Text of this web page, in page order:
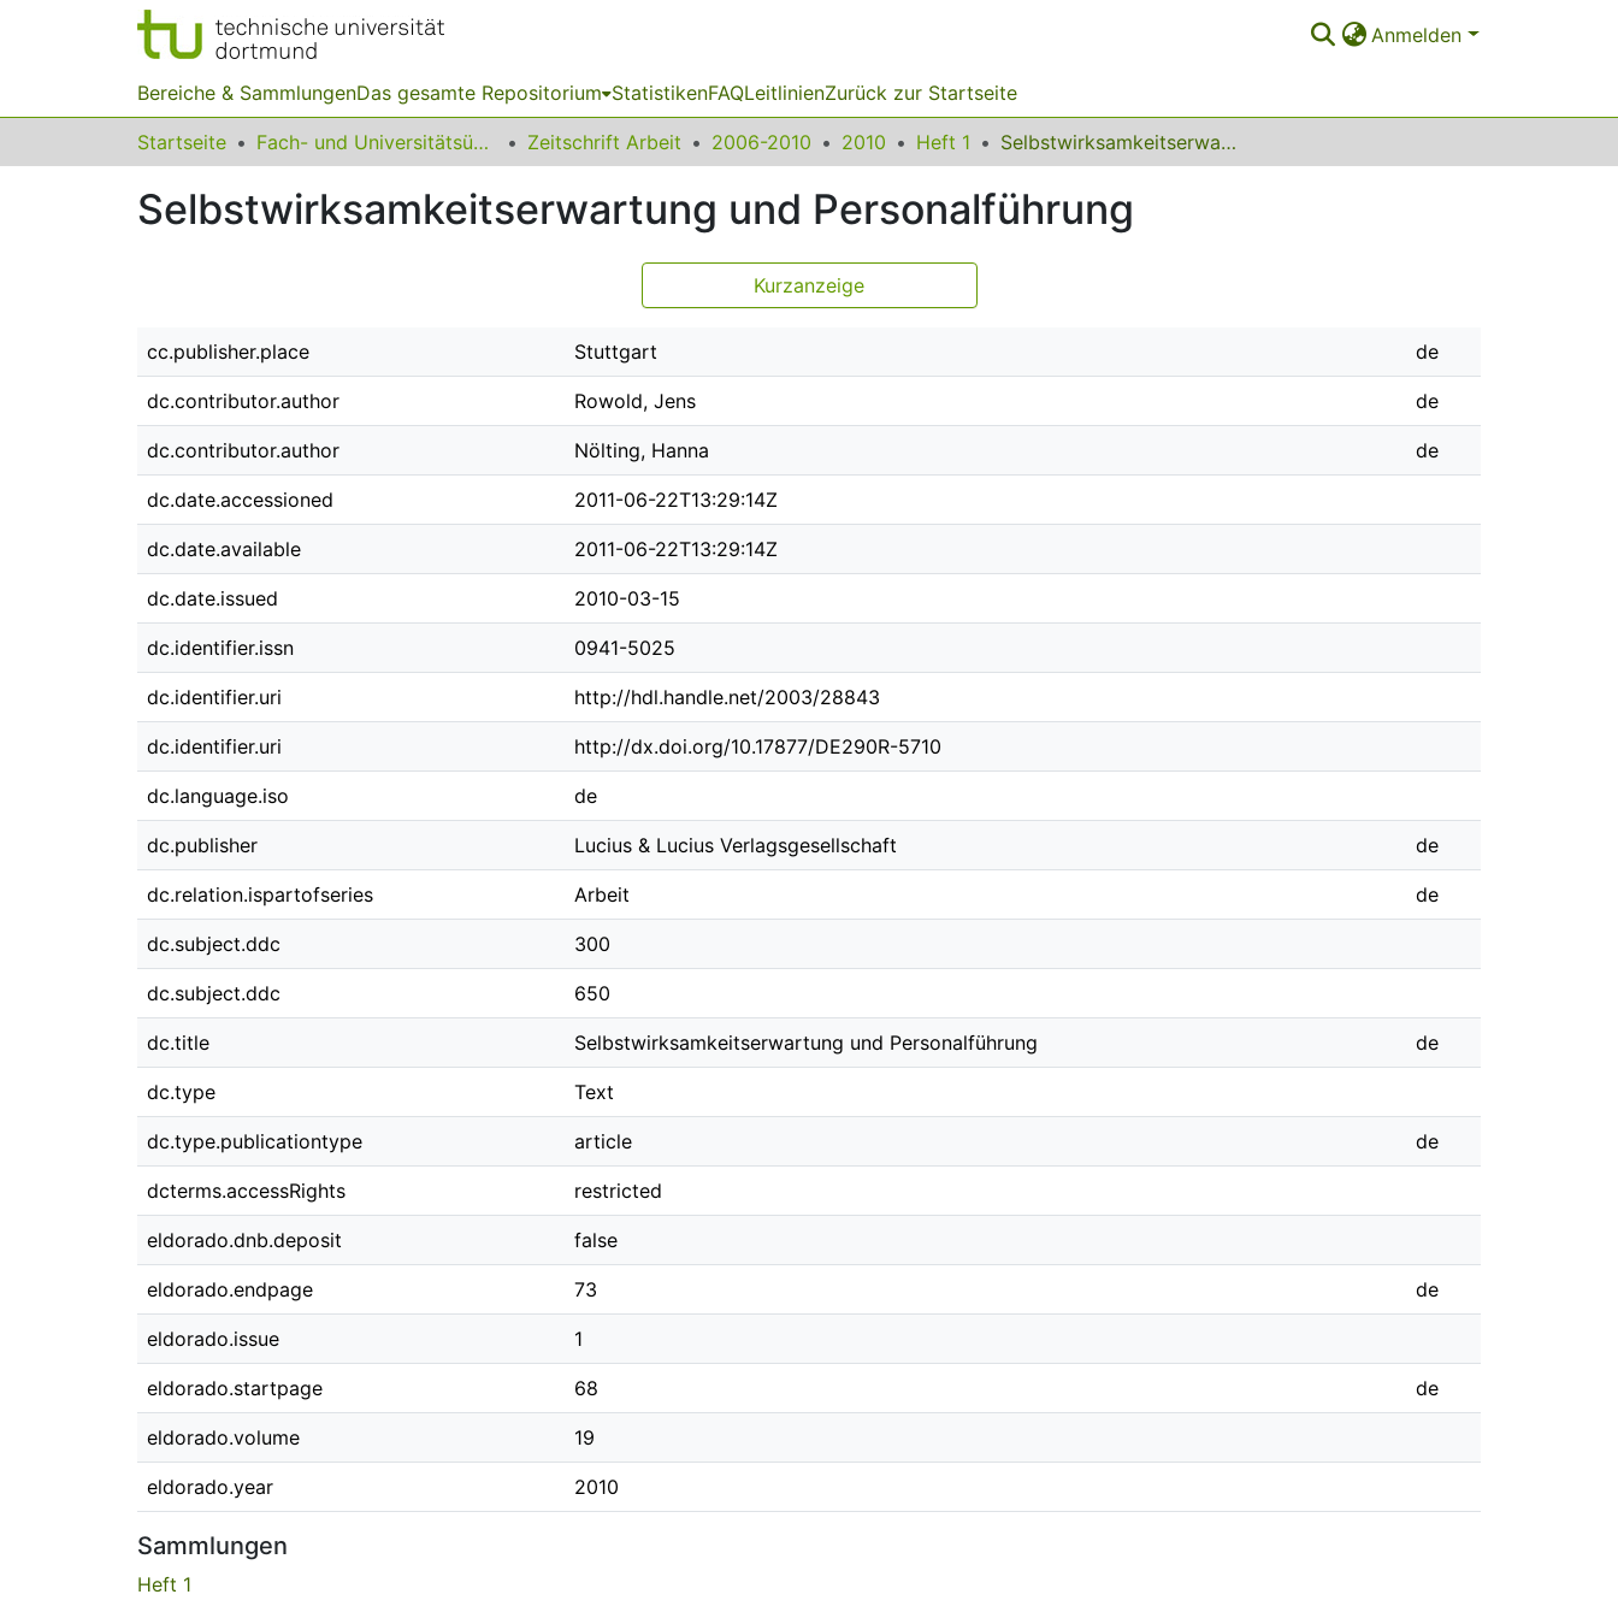
Anmelden
Bereiche & SammlungenDas gesamte Repositorium StatistikenFAQLeitlinienZurück zur Startseite
Startseite Fach- und Universitätsübergreifendes Zeitschrift Arbeit 2006-2010 2010 Heft 1 Selbstwirksamkeitserwartung und Personalführung
Selbstwirksamkeitserwartung und Personalführung
Kurzanzeige
cc.publisher.place Stuttgart de
dc.contributor.author Rowold, Jens de
dc.contributor.author Nölting, Hanna de
dc.date.accessioned 2011-06-22T13:29:14Z
dc.date.available 2011-06-22T13:29:14Z
dc.date.issued 2010-03-15
dc.identifier.issn 0941-5025
dc.identifier.uri http://hdl.handle.net/2003/28843
dc.identifier.uri http://dx.doi.org/10.17877/DE290R-5710
dc.language.iso de
dc.publisher Lucius & Lucius Verlagsgesellschaft de
dc.relation.ispartofseries Arbeit de
dc.subject.ddc 300
dc.subject.ddc 650
dc.title Selbstwirksamkeitserwartung und Personalführung de
dc.type Text
dc.type.publicationtype article de
dcterms.accessRights restricted
eldorado.dnb.deposit false
eldorado.endpage 73 de
eldorado.issue 1
eldorado.startpage 68 de
eldorado.volume 19
eldorado.year 2010
Sammlungen
Heft 1